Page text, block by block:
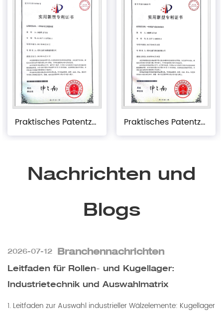
Praktisches Patentzertifikat Praktisches Patentzertifikat
Nachrichten und
Blogs
2026-07-12 Branchennachrichten
Leitfaden für Rollen- und Kugellager:
Industrietechnik und Auswahlmatrix
1. Leitfaden zur Auswahl industrieller Wälzelemente: Kugellager